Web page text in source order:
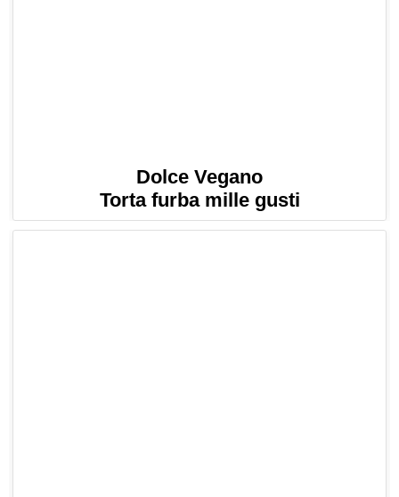
Dolce Vegano
Torta furba mille gusti